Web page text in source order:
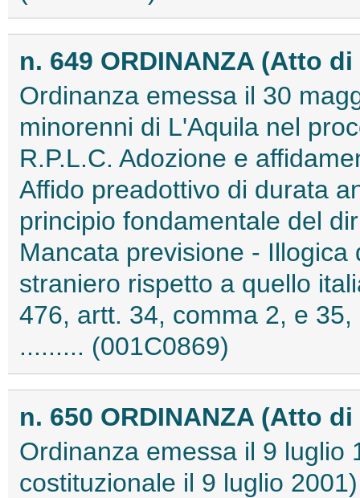
n. 649 ORDINANZA (Atto
Ordinanza emessa il 30
minorenni di L'Aquila nel
R.P.L.C. Adozione e
Affido preadottivo di durata
principio fondamentale del
Mancata previsione -
straniero rispetto a quello
476, artt. 34, comma 2, e
......... (001C0869)
n. 650 ORDINANZA (Atto
Ordinanza emessa il 9 luglio
costituzionale il 9 luglio